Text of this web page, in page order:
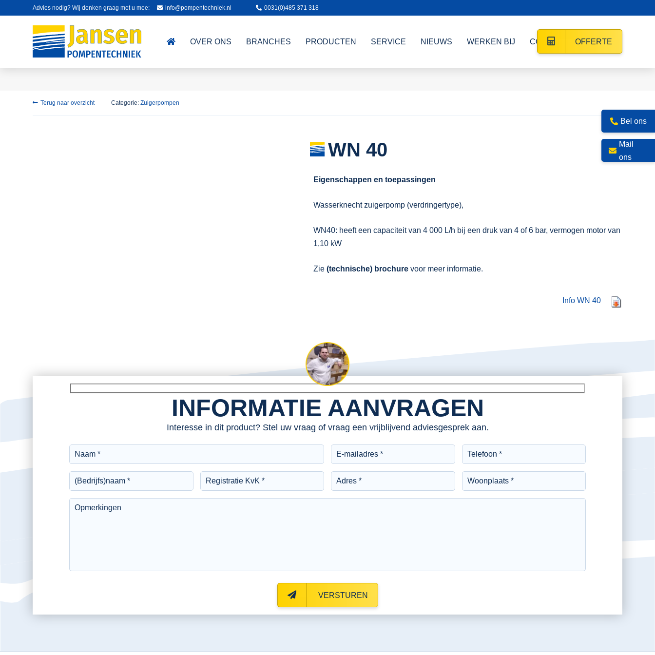
Advies nodig? Wij denken graag met u mee: info@pompentechniek.nl 0031(0)485 371 318
OVER ONS BRANCHES PRODUCTEN SERVICE NIEUWS WERKEN BIJ CONTACT OFFERTE
Terug naar overzicht Categorie: Zuigerpompen
WN 40
Eigenschappen en toepassingen
Wasserknecht zuigerpomp (verdringertype),
WN40: heeft een capaciteit van 4 000 L/h bij een druk van 4 of 6 bar, vermogen motor van
1,10 kW
Zie (technische) brochurevoor meer informatie.
Info WN 40
INFORMATIE AANVRAGEN
Interesse in dit product? Stel uw vraag of vraag een vrijblijvend adviesgesprek aan.
VERSTUREN
Bel ons
Mail
ons